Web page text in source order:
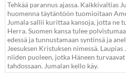
Tehkää parannus ajassa. Kaikkivaltias
huomenna täytäntöön tuomioitaan
Jumala sallii kurittaa kansoja, jotta ne
Herra. Suomen kansa tulee
edessä ja tunnustamaan syntinsä ja
Jeesuksen Kristuksen nimessä.
niiden puoleen, jotka Häneen
tahdossaan. Jumalan kello käy.